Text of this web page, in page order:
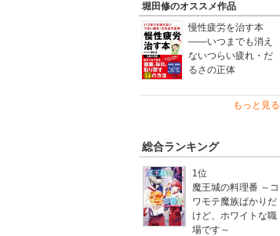
堀田修のオススメ作品
慢性疲労を治す本
――いつまでも消え
ないつらい疲れ・だ
るさの正体
もっと見る
総合ランキング
1位
魔王城の料理番 ～コ
ワモテ魔族ばかりだ
けど、ホワイトな職
場です～